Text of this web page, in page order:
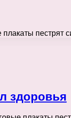
плакаты
здоровья